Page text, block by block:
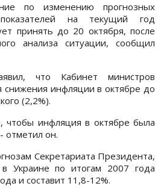
по изменению прогнозных
показателей на текущий год
принять до 20 октября, после
анализа ситуации, сообщил
что Кабинет министров
снижения инфляции в октябре до
(2,2%).
инфляция в октябре была
отметил он.
Секретариата Президента,
Украине по итогам 2007 года
и составит 11,8-12%.